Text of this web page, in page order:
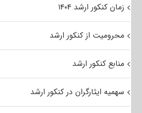
زمان کنکور ارشد ۱۴۰۴
محرومیت از کنکور ارشد
منابع کنکور ارشد
سهمیه ایثارگران در کنکور ارشد